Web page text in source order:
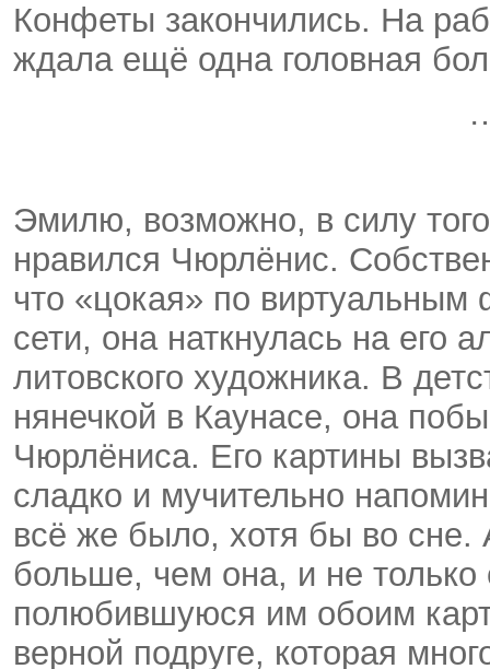
Конфеты закончились. На
ждала ещё одна головная
Эмилю, возможно, в силу
нравился Чюрлёнис.
что «цокая» по
сети, она наткнулась на его
литовского художника. В
нянечкой в Каунасе, она
Чюрлёниса. Его картины
сладко и мучительно
всё же было, хотя бы во
больше, чем она, и не только
полюбившуюся им обоим
верной подруге, которая